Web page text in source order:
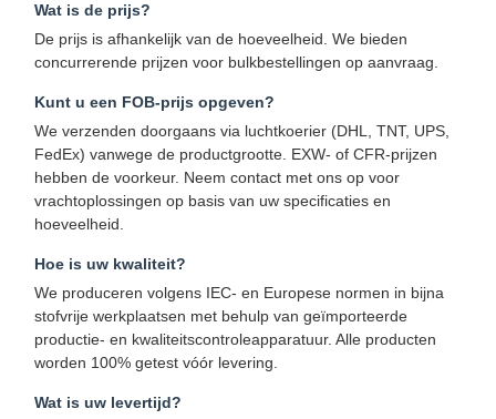
Wat is de prijs?
De prijs is afhankelijk van de hoeveelheid. We bieden
concurrerende prijzen voor bulkbestellingen op aanvraag.
Kunt u een FOB-prijs opgeven?
We verzenden doorgaans via luchtkoerier (DHL, TNT, UPS,
FedEx) vanwege de productgrootte. EXW- of CFR-prijzen
hebben de voorkeur. Neem contact met ons op voor
vrachtoplossingen op basis van uw specificaties en
hoeveelheid.
Hoe is uw kwaliteit?
We produceren volgens IEC- en Europese normen in bijna
stofvrije werkplaatsen met behulp van geïmporteerde
productie- en kwaliteitscontroleapparatuur. Alle producten
worden 100% getest vóór levering.
Wat is uw levertijd?